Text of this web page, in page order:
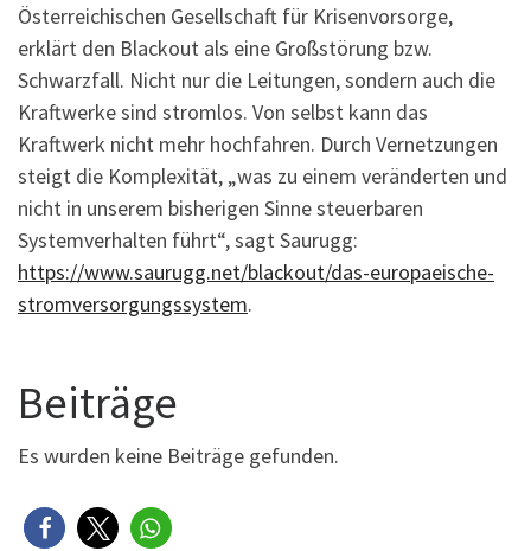
Österreichischen Gesellschaft für Krisenvorsorge,
erklärt den Blackout als eine Großstörung bzw.
Schwarzfall. Nicht nur die Leitungen, sondern auch die
Kraftwerke sind stromlos. Von selbst kann das
Kraftwerk nicht mehr hochfahren. Durch Vernetzungen
steigt die Komplexität, „was zu einem veränderten und
nicht in unserem bisherigen Sinne steuerbaren
Systemverhalten führt“, sagt Saurugg:
https://www.saurugg.net/blackout/das-europaeische-
stromversorgungssystem.
Beiträge
Es wurden keine Beiträge gefunden.